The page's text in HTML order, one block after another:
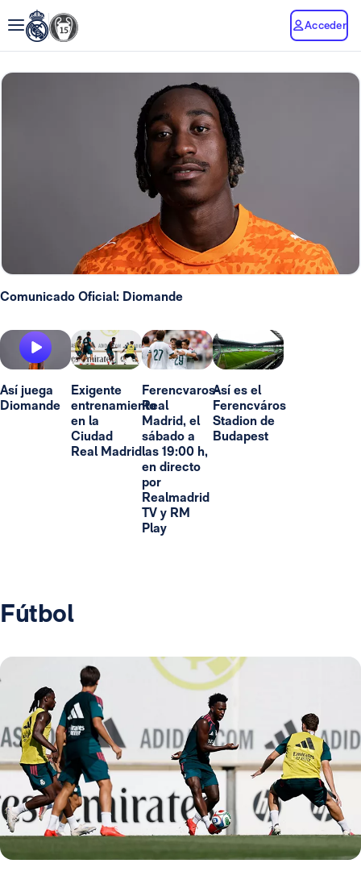
Acceder
Comunicado Oficial: Diomande
Así juega
Diomande
Exigente
entrenamiento
en la
Ciudad
Real Madrid
Ferencvaros-
Real
Madrid, el
sábado a
las 19:00 h,
en directo
por
Realmadrid
TV y RM
Play
Así es el
Ferencváros
Stadion de
Budapest
Fútbol